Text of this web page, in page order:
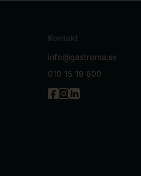
Kontakt
info@gastroma.se
010 15 19 600
Gastróma på Facebook
Gastróma på
Gastróma på